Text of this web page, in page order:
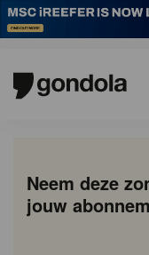
Neem deze
jouw